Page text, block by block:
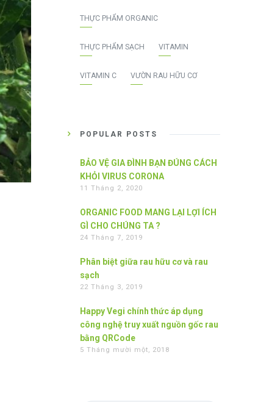
THỰC PHẨM ORGANIC
THỰC PHẨM SẠCH VITAMIN
VITAMIN C VƯỜN RAU HỮU CƠ
POPULAR POSTS
BẢO VỆ GIA ĐÌNH BẠN ĐÚNG CÁCH
KHỎI VIRUS CORONA
11 Tháng 2, 2020
ORGANIC FOOD MANG LẠI LỢI ÍCH
GÌ CHO CHÚNG TA ?
24 Tháng 7, 2019
Phân biệt giữa rau hữu cơ và rau
sạch
22 Tháng 3, 2019
Happy Vegi chính thức áp dụng
công nghệ truy xuất nguồn gốc rau
bằng QRCode
5 Tháng mười một, 2018